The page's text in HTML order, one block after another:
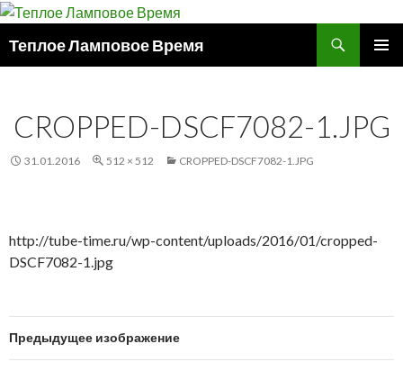
Теплое Ламповое Время
CROPPED-DSCF7082-1.JPG
31.01.2016 512 × 512 CROPPED-DSCF7082-1.JPG
http://tube-time.ru/wp-content/uploads/2016/01/cropped-
DSCF7082-1.jpg
Предыдущее изображение